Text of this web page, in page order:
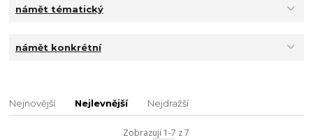
námět tématický
námět konkrétní
Nejnovější Nejlevnější Nejdražší
Zobrazuji 1-7 z 7